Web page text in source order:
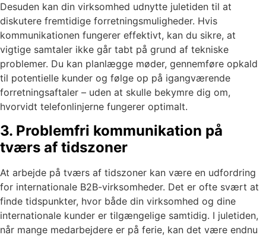
Desuden kan din virksomhed udnytte juletiden til at
diskutere fremtidige forretningsmuligheder. Hvis
kommunikationen fungerer effektivt, kan du sikre, at
vigtige samtaler ikke går tabt på grund af tekniske
problemer. Du kan planlægge møder, gennemføre opkald
til potentielle kunder og følge op på igangværende
forretningsaftaler – uden at skulle bekymre dig om,
hvorvidt telefonlinjerne fungerer optimalt.
3. Problemfri kommunikation på
tværs af tidszoner
At arbejde på tværs af tidszoner kan være en udfordring
for internationale B2B-virksomheder. Det er ofte svært at
finde tidspunkter, hvor både din virksomhed og dine
internationale kunder er tilgængelige samtidig. I juletiden,
når mange medarbejdere er på ferie, kan det være endnu